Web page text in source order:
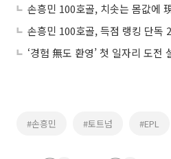
‘경험 無도 환영’ 첫 일자리 도전
#손흥민 #토트넘 #EPL